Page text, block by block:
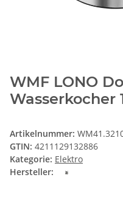
WMF LONO
Wasserkocher
Artikelnummer:
GTIN: 4211129132886
Kategorie: Elektro
Hersteller: